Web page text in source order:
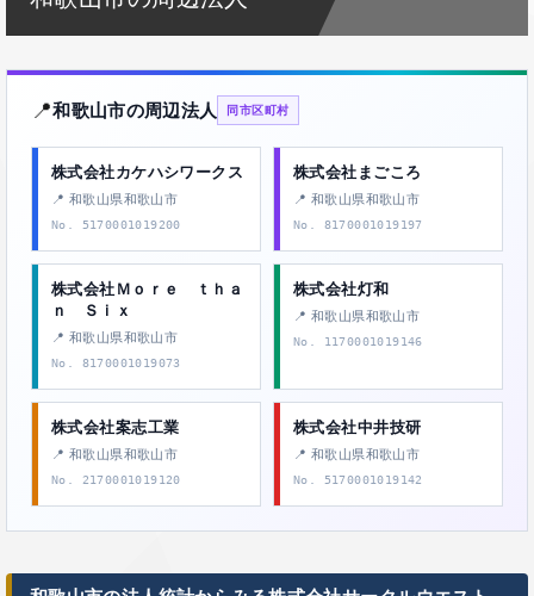
📍和歌山市の周辺法人 同市区町村
株式会社カケハシワークス
📍 和歌山県和歌山市
No. 5170001019200
株式会社まごころ
📍 和歌山県和歌山市
No. 8170001019197
株式会社Ｍｏｒｅ ｔｈａ
ｎ Ｓｉｘ
📍 和歌山県和歌山市
No. 8170001019073
株式会社灯和
📍 和歌山県和歌山市
No. 1170001019146
株式会社案志工業
📍 和歌山県和歌山市
No. 2170001019120
株式会社中井技研
📍 和歌山県和歌山市
No. 5170001019142